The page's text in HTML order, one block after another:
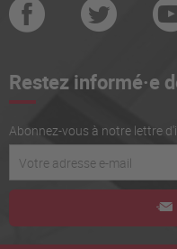
Restez informé·e
Abonnez-vous à notre lettre